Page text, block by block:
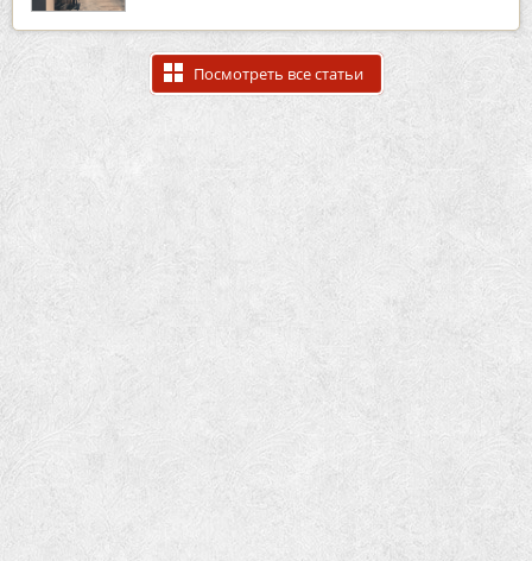
Посмотреть все статьи